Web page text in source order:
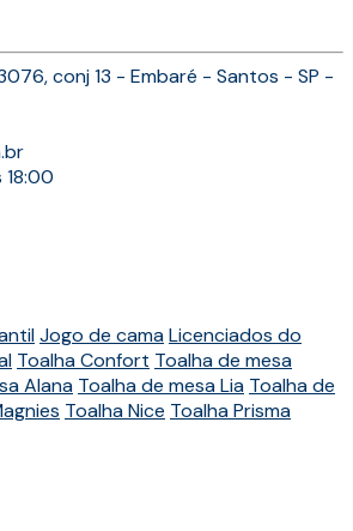
conj 13 - Embaré - Santos - SP -
Jogo de camaLicenciados do
Toalha Confort Toalha de mesa
Alana Toalha de mesa Lia Toalha de
Toalha Nice Toalha Prisma